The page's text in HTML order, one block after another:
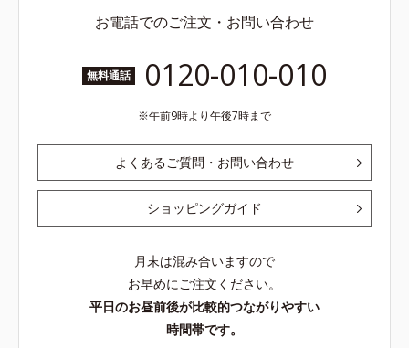
お電話でのご注文・お問い合わせ
無料通話 0120-010-010
午前9時より午後7時まで
よくあるご質問・お問い合わせ
ショッピングガイド
月末は混み合いますので
お早めにご注文ください。
平日のお昼前後が比較的つながりやすい
時間帯です。